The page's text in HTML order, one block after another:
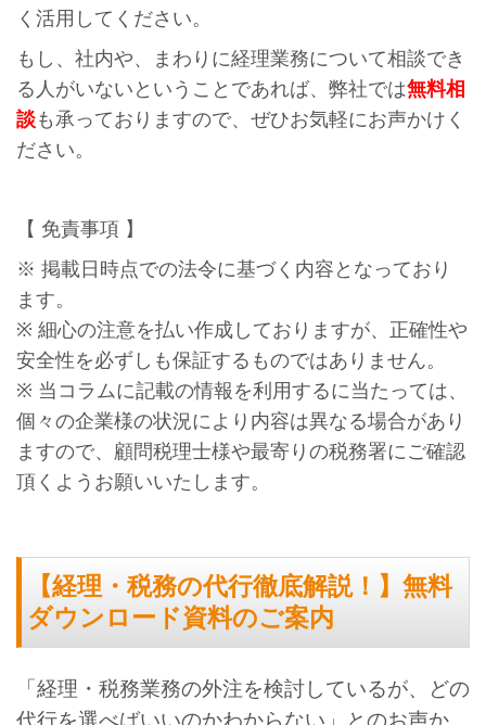
く活用してください。
もし、社内や、まわりに経理業務について相談でき
る人がいないということであれば、弊社では無料相
談も承っておりますので、ぜひお気軽にお声かけく
ださい。
【 免責事項 】
※ 掲載日時点での法令に基づく内容となっており
ます。
※ 細心の注意を払い作成しておりますが、正確性や
安全性を必ずしも保証するものではありません。
※ 当コラムに記載の情報を利用するに当たっては、
個々の企業様の状況により内容は異なる場合があり
ますので、顧問税理士様や最寄りの税務署にご確認
頂くようお願いいたします。
【経理・税務の代行徹底解説！】無料
ダウンロード資料のご案内
「経理・税務業務の外注を検討しているが、どの
代行を選べばいいのかわからない」とのお声か